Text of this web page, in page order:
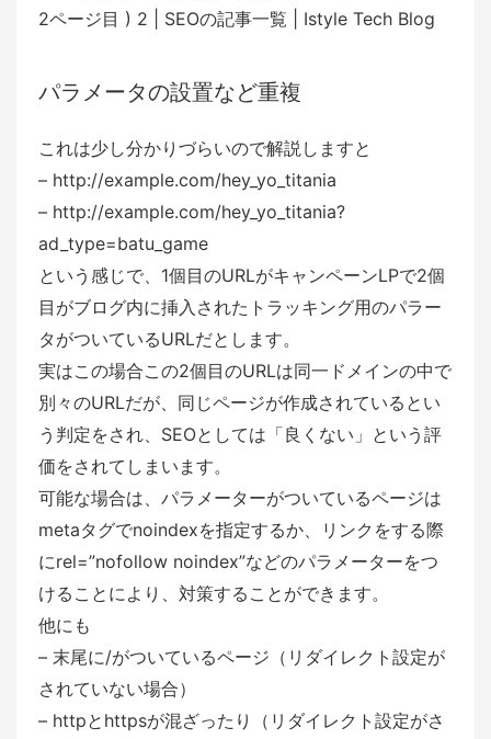
2ページ目 ) 2 | SEOの記事一覧 | Istyle Tech Blog
パラメータの設置など重複
これは少し分かりづらいので解説しますと
– http://example.com/hey_yo_titania
– http://example.com/hey_yo_titania?
ad_type=batu_game
という感じで、1個目のURLがキャンペーンLPで2個
目がブログ内に挿入されたトラッキング用のパラー
タがついているURLだとします。
実はこの場合この2個目のURLは同一ドメインの中で
別々のURLだが、同じページが作成されているとい
う判定をされ、SEOとしては「良くない」という評
価をされてしまいます。
可能な場合は、パラメーターがついているページは
metaタグでnoindexを指定するか、リンクをする際
にrel=”nofollow noindex”などのパラメーターをつ
けることにより、対策することができます。
他にも
– 末尾に/がついているページ（リダイレクト設定が
されていない場合）
– httpとhttpsが混ざったり（リダイレクト設定がさ